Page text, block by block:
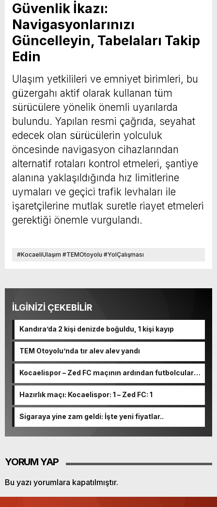
Güvenlik İkazı:
Navigasyonlarınızı
Güncelleyin, Tabelaları Takip
Edin
Ulaşım yetkilileri ve emniyet birimleri, bu
güzergahı aktif olarak kullanan tüm
sürücülere yönelik önemli uyarılarda
bulundu. Yapılan resmi çağrıda, seyahat
edecek olan sürücülerin yolculuk
öncesinde navigasyon cihazlarından
alternatif rotaları kontrol etmeleri, şantiye
alanına yaklaşıldığında hız limitlerine
uymaları ve geçici trafik levhaları ile
işaretçilerine mutlak suretle riayet etmeleri
gerektiği önemle vurgulandı.
#KocaeliUlaşım #TEMOtoyolu #YolÇalışması
İLGİNİZİ ÇEKEBİLİR
Kandıra’da 2 kişi denizde boğuldu, 1 kişi kayıp
TEM Otoyolu’nda tır alev alev yandı
Kocaelispor – Zed FC maçının ardından futbolcular
Hazırlık maçı: Kocaelispor: 1 – Zed FC: 1
Sigaraya yine zam geldi: İşte yeni fiyatlar..
YORUM YAP
Bu yazı yorumlara kapatılmıştır.